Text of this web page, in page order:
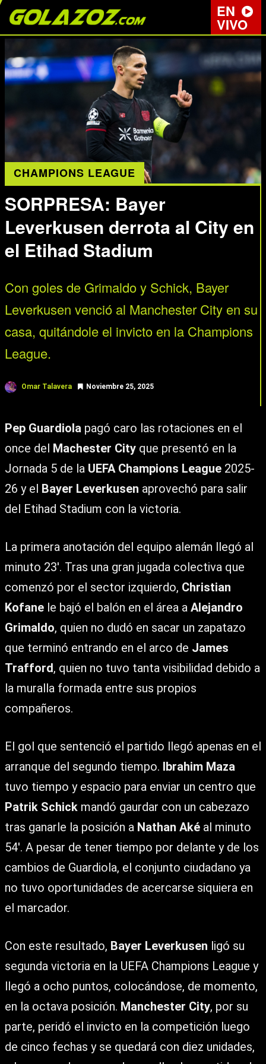
EN
VIVO
CHAMPIONS LEAGUE
SORPRESA: Bayer
Leverkusen derrota al City en
el Etihad Stadium
Con goles de Grimaldo y Schick, Bayer
Leverkusen venció al Manchester City en su
casa, quitándole el invicto en la Champions
League.
Omar Talavera Noviembre 25, 2025
Pep Guardiola pagó caro las rotaciones en el
once del Machester City que presentó en la
Jornada 5 de la UEFA Champions League 2025-
26 y el Bayer Leverkusen aprovechó para salir
del Etihad Stadium con la victoria.
La primera anotación del equipo alemán llegó al
minuto 23′. Tras una gran jugada colectiva que
comenzó por el sector izquierdo, Christian
Kofane le bajó el balón en el área a Alejandro
Grimaldo, quien no dudó en sacar un zapatazo
que terminó entrando en el arco de James
Trafford, quien no tuvo tanta visibilidad debido a
la muralla formada entre sus propios
compañeros.
El gol que sentenció el partido llegó apenas en el
arranque del segundo tiempo. Ibrahim Maza
tuvo tiempo y espacio para enviar un centro que
Patrik Schick mandó gaurdar con un cabezazo
tras ganarle la posición a Nathan Aké al minuto
54′. A pesar de tener tiempo por delante y de los
cambios de Guardiola, el conjunto ciudadano ya
no tuvo oportunidades de acercarse siquiera en
el marcador.
Con este resultado, Bayer Leverkusen ligó su
segunda victoria en la UEFA Champions League y
llegó a ocho puntos, colocándose, de momento,
en la octava posición. Manchester City, por su
parte, peridó el invicto en la competición luego
de cinco fechas y se quedará con diez unidades,